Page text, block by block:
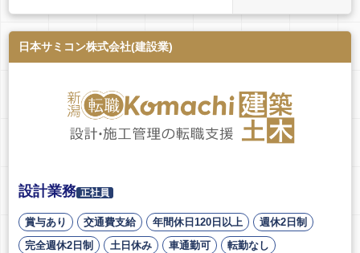
日本サミコン株式会社(建設業)
設計業務 正社員
賞与あり 交通費支給 年間休日120日以上
週休2日制
完全週休2日制
土日休み 車通勤可 転勤なし